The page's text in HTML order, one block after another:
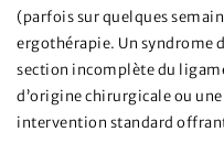
(parfois sur quelques
ergothérapie. Un syndrome
section incomplète du
d’origine chirurgicale ou
intervention standard